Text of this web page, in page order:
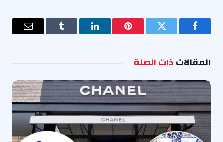
فيسبوك تويتر بينتيريستلينكدإن Tumblr
البريد
المقالاتذات الصلة